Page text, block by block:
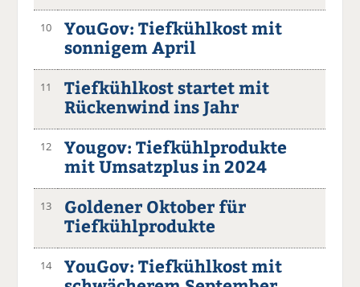
10
YouGov: Tiefkühlkost mit
sonnigem April
11
Tiefkühlkost startet mit
Rückenwind ins Jahr
12
Yougov: Tiefkühlprodukte
mit Umsatzplus in 2024
13
Goldener Oktober für
Tiefkühlprodukte
14
YouGov: Tiefkühlkost mit